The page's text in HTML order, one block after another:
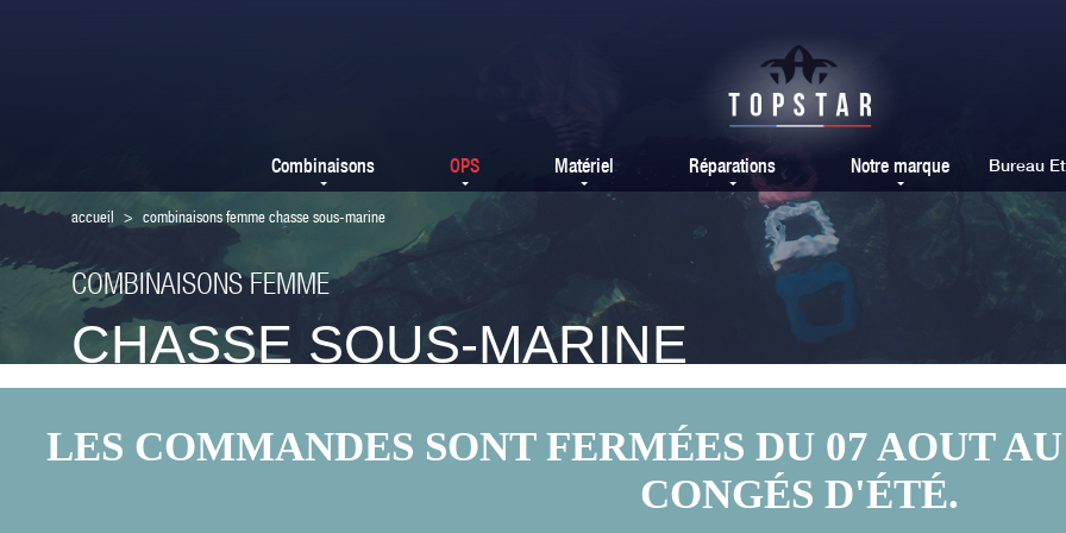
Combinaisons OPS Matériel Réparations Notre marque Bureau
accueil > combinaisons femme chasse sous-marine
COMBINAISONS FEMME
CHASSE SOUS-MARINE
LES COMMANDES SONT FERMÉES DU 07 AOUT
CONGÉS D'ÉTÉ.